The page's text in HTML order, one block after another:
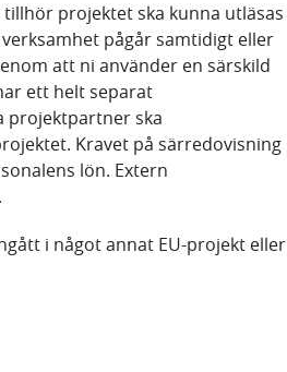
projektet ska kunna utläsas
pågår samtidigt eller
att ni använder en särskild
ett helt separat
projektpartner ska
Kravet på särredovisning
lön. Extern
i något annat EU-projekt eller